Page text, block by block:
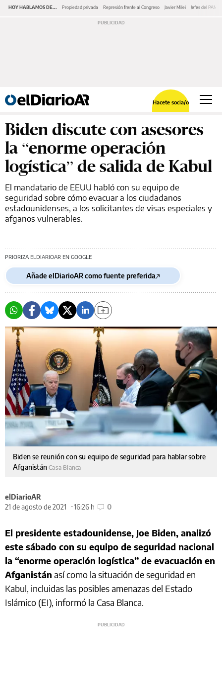
HOY HABLAMOS DE... Propiedad privada Represión frente al Congreso Javier Milei Jefes del PAMI
Hacete socia/o
Biden discute con asesores
la “enorme operación
logística” de salida de Kabul
El mandatario de EEUU habló con su equipo de
seguridad sobre cómo evacuar a los ciudadanos
estadounidenses, a los solicitantes de visas especiales y
afganos vulnerables.
PRIORIZA ELDIARIOAR EN GOOGLE
Añade elDiarioAR como fuente preferida
Biden se reunión con su equipo de seguridad para hablar sobre
AfganistánCasa Blanca
elDiarioAR
21 de agosto de 2021
16:26 h 0
El presidente estadounidense, Joe Biden, analizó
este sábado con su equipo de seguridad nacional
la “enorme operación logística” de evacuación en
Afganistán así como la situación de seguridad en
Kabul, incluidas las posibles amenazas del Estado
Islámico (EI), informó la Casa Blanca.